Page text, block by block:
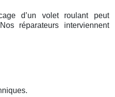
d’un volet roulant peut
réparateurs interviennent